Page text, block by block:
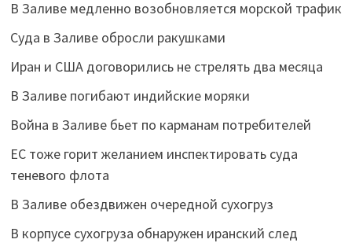
В Заливе медленно возобновляется морской трафик
Суда в Заливе обросли ракушками
Иран и США договорились не стрелять два месяца
В Заливе погибают индийские моряки
Война в Заливе бьет по карманам потребителей
ЕС тоже горит желанием инспектировать суда
теневого флота
В Заливе обездвижен очередной сухогруз
В корпусе сухогруза обнаружен иранский след